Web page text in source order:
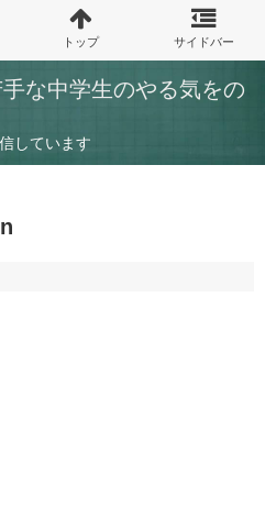
な中学生のやる気をの
しています